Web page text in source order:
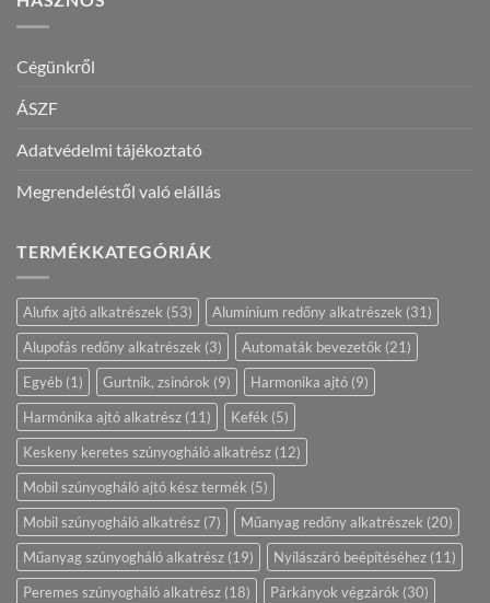
Cégünkről
ÁSZF
Adatvédelmi tájékoztató
Megrendeléstől való elállás
TERMÉKKATEGÓRIÁK
Alufix ajtó alkatrészek (53) Alumínium redőny alkatrészek (31)
Alupofás redőny alkatrészek (3) Automaták bevezetők (21)
Egyéb (1) Gurtnik, zsinórok (9) Harmonika ajtó (9)
Harmónika ajtó alkatrész (11) Kefék (5)
Keskeny keretes szúnyogháló alkatrész (12)
Mobil szúnyogháló ajtó kész termék (5)
Mobil szúnyogháló alkatrész (7) Műanyag redőny alkatrészek (20)
Műanyag szúnyogháló alkatrész (19) Nyílászáró beépítéséhez (11)
Peremes szúnyogháló alkatrész (18) Párkányok végzárók (30)